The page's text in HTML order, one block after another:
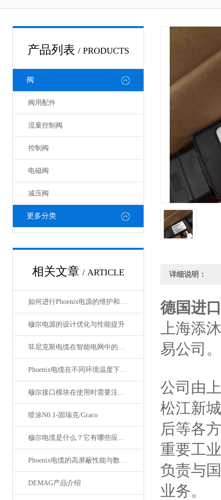
产品列表 / PRODUCTS
阀
阀用配件
流量控制阀
控制阀
电磁阀
减压阀
更多分类
相关文章 / ARTICLE
如何进行Phoenix电源的维护和保养？
穆尔电源的设计优化与性能提升
菲尼克斯电缆在智能电网中的应用
Phoenix电缆在不同环境温度下的性能表现如何？
穆尔接口模块在使用时需要注意哪些问题？
喷涂N0.1-固瑞克/Graco
穆尔电缆是什么？它有哪些应用领域？
Phoenix电缆的高屏蔽性能与数据传输优势
DEMAG产品介绍
详细说明：
德国进
上海添
易公司。
公司由
松江新
后等各
重要工
负责与
业务。